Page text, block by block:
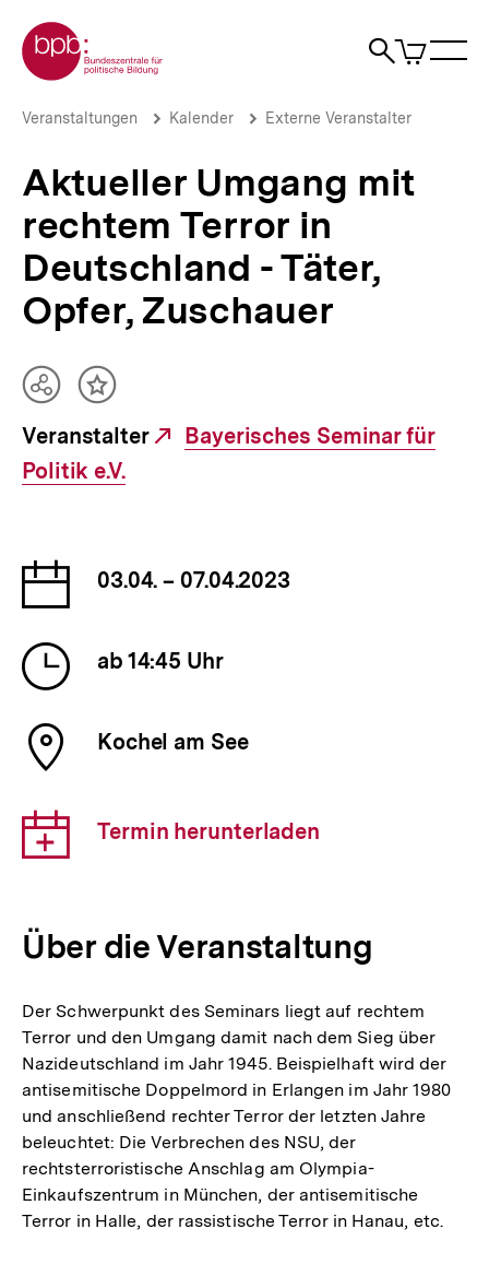
zum
Seiteninhalt
springen
Zur Startseite der bpb
Suche
Artikel
im
Aktueller
rechtem
Terror
Deutschland
Täter,
Opfer,
Zuschauer
bpb.de
Brotkrümelnavigation
Pfadnavigation
Veranstaltungen Kalender Externe Veranstalter
Aktueller Umgang mit
rechtem Terror in
Deutschland - Täter,
Opfer, Zuschauer
Veranstalter
Externer
Bayerisches Seminar für
Politik e.V.
Teilen
Optionen
anzeigen
Inhalt
merken
Datum
der
Veranstaltung
03.04. – 07.04.2023
Uhrzeit
der
Veranstaltung
ab 14:45 Uhr
Ort
der
Kochel am See
Download-
Link:
Termin herunterladen
Über die Veranstaltung
Der Schwerpunkt des Seminars liegt auf rechtem
Terror und den Umgang damit nach dem Sieg über
Nazideutschland im Jahr 1945. Beispielhaft wird der
antisemitische Doppelmord in Erlangen im Jahr 1980
und anschließend rechter Terror der letzten Jahre
beleuchtet: Die Verbrechen des NSU, der
rechtsterroristische Anschlag am Olympia-
Einkaufszentrum in München, der antisemitische
Terror in Halle, der rassistische Terror in Hanau, etc.